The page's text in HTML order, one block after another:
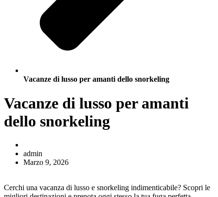
Vacanze di lusso per amanti dello snorkeling
Vacanze di lusso per amanti
dello snorkeling
admin
Marzo 9, 2026
Cerchi una vacanza di lusso e snorkeling indimenticabile? Scopri le